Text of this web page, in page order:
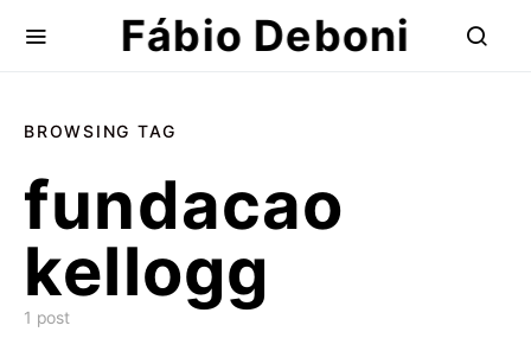
Fábio Deboni
BROWSING TAG
fundacao
kellogg
1 post